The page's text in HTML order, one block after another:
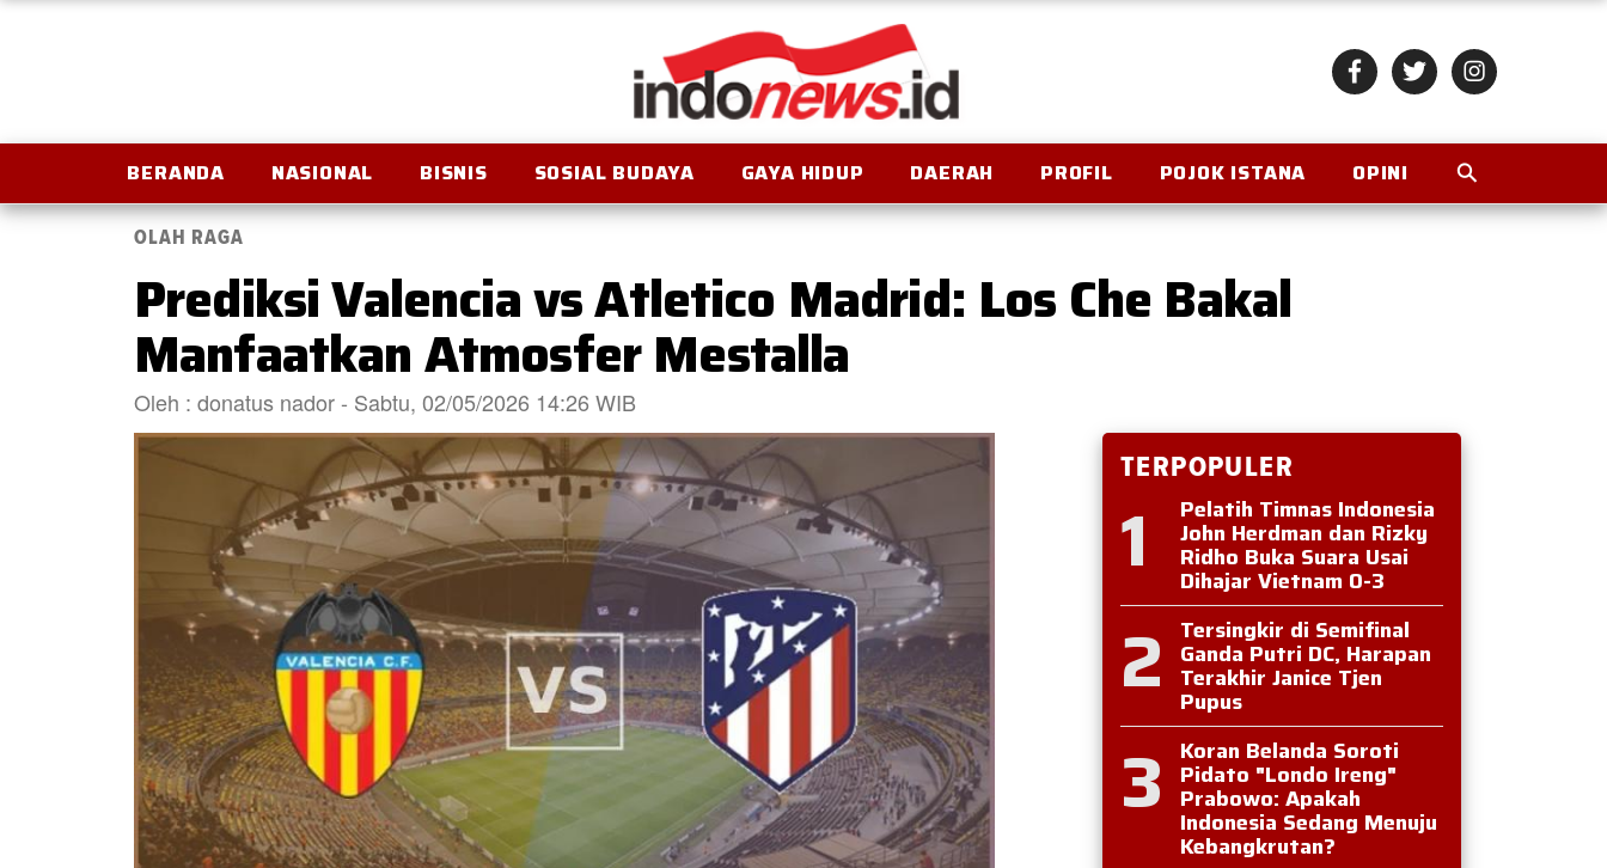
BERANDA NASIONAL BISNIS SOSIAL BUDAYA GAYA HIDUP DAERAH PROFIL POJOK ISTANA OPINI
OLAH RAGA
Prediksi Valencia vs Atletico Madrid: Los Che Bakal
Manfaatkan Atmosfer Mestalla
Oleh : donatus nador - Sabtu, 02/05/2026 14:26 WIB
TERPOPULER
1 Pelatih Timnas Indonesia
John Herdman dan Rizky
Ridho Buka Suara Usai
Dihajar Vietnam 0-3
2 Tersingkir di Semifinal
Ganda Putri DC, Harapan
Terakhir Janice Tjen
Pupus
3 Koran Belanda Soroti
Pidato "Londo Ireng"
Prabowo: Apakah
Indonesia Sedang Menuju
Kebangkrutan?